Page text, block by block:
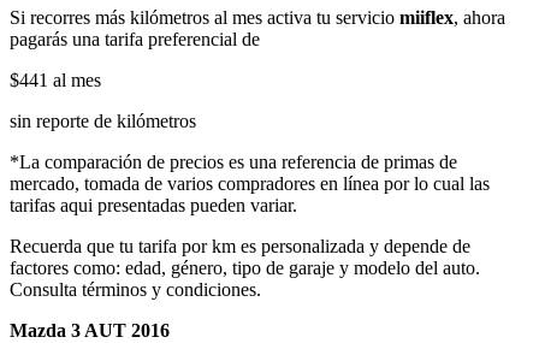
Si recorres más kilómetros al mes activa tu servicio miiflex, ahora
pagarás una tarifa preferencial de
$441 al mes
sin reporte de kilómetros
*La comparación de precios es una referencia de primas de
mercado, tomada de varios compradores en línea por lo cual las
tarifas aqui presentadas pueden variar.
Recuerda que tu tarifa por km es personalizada y depende de
factores como: edad, género, tipo de garaje y modelo del auto.
Consulta términos y condiciones.
Mazda 3 AUT 2016